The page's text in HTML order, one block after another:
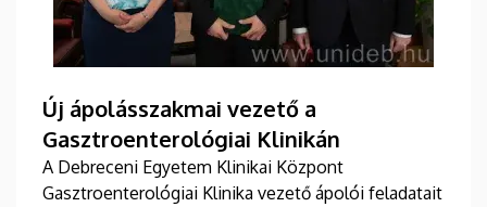
Új ápolásszakmai vezető a
Gasztroenterológiai Klinikán
A Debreceni Egyetem Klinikai Központ
Gasztroenterológiai Klinika vezető ápolói feladatait